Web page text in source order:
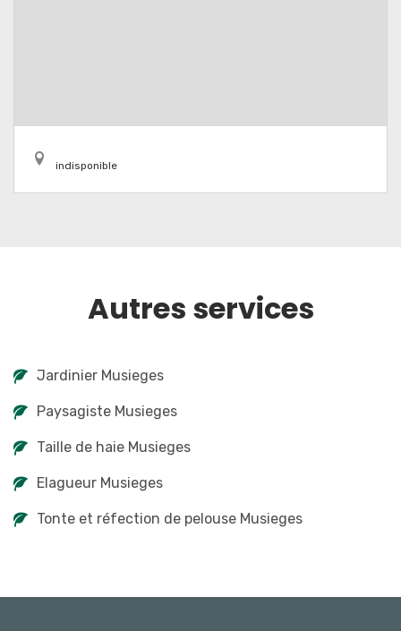
indisponible
Autres services
Jardinier Musieges
Paysagiste Musieges
Taille de haie Musieges
Elagueur Musieges
Tonte et réfection de pelouse Musieges